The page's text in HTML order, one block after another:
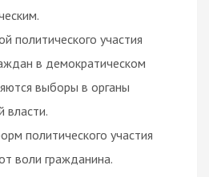
политического участия
в демократическом
выборы в органы
власти.
политического участия
воли гражданина.